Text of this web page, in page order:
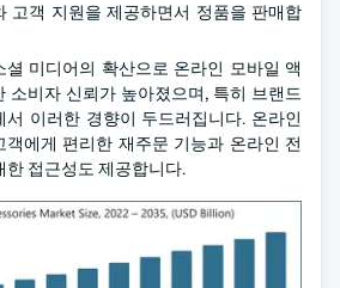
고객 지원을 제공하면서 정품을 판매합
셜 미디어의 확산으로 온라인 모바일 액
소비자 신뢰가 높아졌으며, 특히 브랜드
이러한 경향이 두드러집니다. 온라인
객에게 편리한 재주문 기능과 온라인 전
한 접근성도 제공합니다.